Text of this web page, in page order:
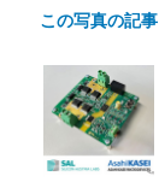
この写真の記事